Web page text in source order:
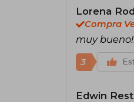
Lorena
Compra
muy
3
Edwin